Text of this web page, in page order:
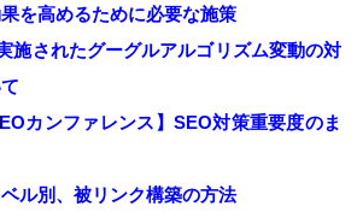
を高めるために必要な施策
施されたグーグルアルゴリズム変動の対
カンファレンス】SEO対策重要度のま
ル別、被リンク構築の方法